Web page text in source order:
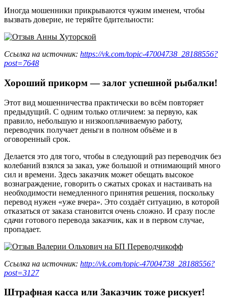
Иногда мошенники прикрываются чужим именем, чтобы
вызвать доверие, не теряйте бдительности:
Ссылка на источник: https://vk.com/topic-47004738_28188556?
post=7648
Хороший прикорм — залог успешной рыбалки!
Этот вид мошенничества практически во всём повторяет
предыдущий. С одним только отличием: за первую, как
правило, небольшую и низкооплачиваемую работу,
переводчик получает деньги в полном объёме и в
оговоренный срок.
Делается это для того, чтобы в следующий раз переводчик без
колебаний взялся за заказ, уже большой и отнимающий много
сил и времени. Здесь заказчик может обещать высокое
вознаграждение, говорить о сжатых сроках и настаивать на
необходимости немедленного принятия решения, поскольку
перевод нужен «уже вчера». Это создаёт ситуацию, в которой
отказаться от заказа становится очень сложно. И сразу после
сдачи готового перевода заказчик, как и в первом случае,
пропадает.
Ссылка на источник: http://vk.com/topic-47004738_28188556?
post=3127
Штрафная касса или Заказчик тоже рискует!